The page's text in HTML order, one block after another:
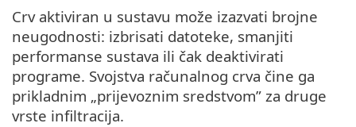
Crv aktiviran u sustavu može izazvati brojne
neugodnosti: izbrisati datoteke, smanjiti
performanse sustava ili čak deaktivirati
programe. Svojstva računalnog crva čine ga
prikladnim „prijevoznim sredstvom” za druge
vrste infiltracija.